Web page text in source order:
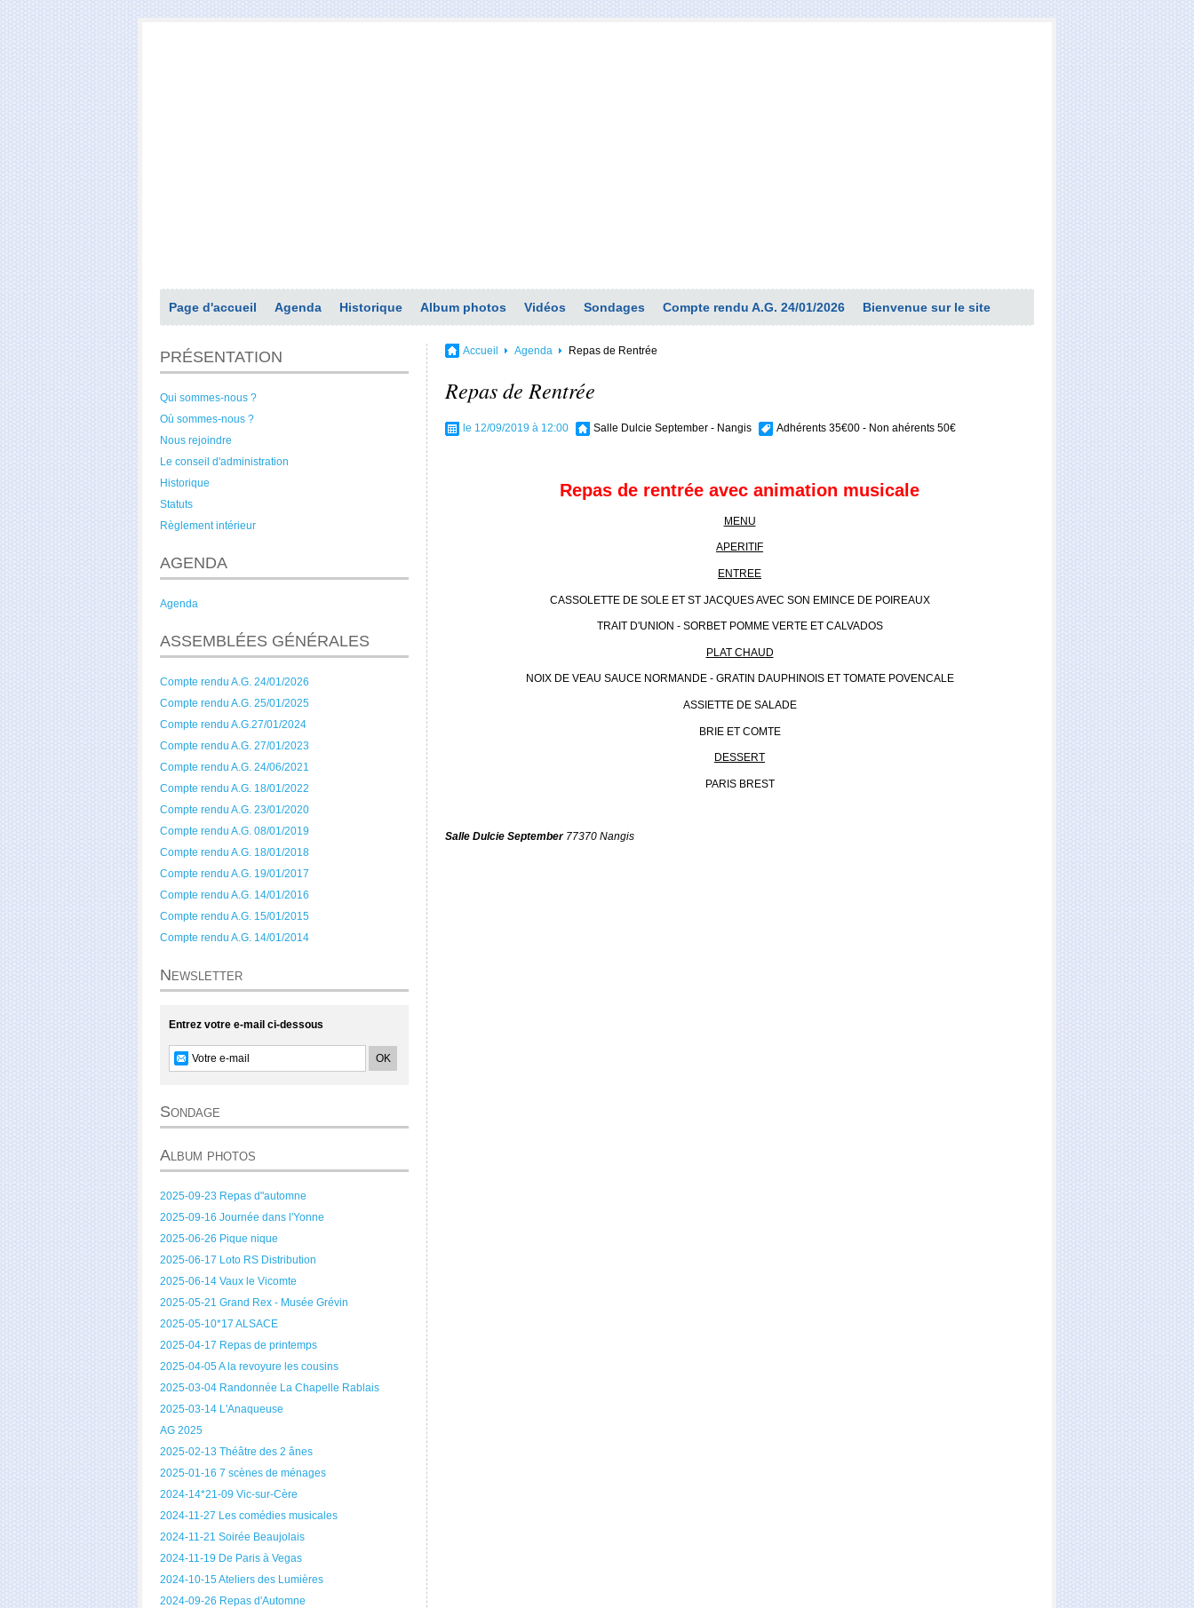
Page d'accueil Agenda Historique Album photos Vidéos Sondages Compte rendu A.G. 24/01/2026 Bienvenue sur le site
PRÉSENTATION
Qui sommes-nous ?
Où sommes-nous ?
Nous rejoindre
Le conseil d'administration
Historique
Statuts
Règlement intérieur
AGENDA
Agenda
ASSEMBLÉES GÉNÉRALES
Compte rendu A.G. 24/01/2026
Compte rendu A.G. 25/01/2025
Compte rendu A.G.27/01/2024
Compte rendu A.G. 27/01/2023
Compte rendu A.G. 24/06/2021
Compte rendu A.G. 18/01/2022
Compte rendu A.G. 23/01/2020
Compte rendu A.G. 08/01/2019
Compte rendu A.G. 18/01/2018
Compte rendu A.G. 19/01/2017
Compte rendu A.G. 14/01/2016
Compte rendu A.G. 15/01/2015
Compte rendu A.G. 14/01/2014
Newsletter
Entrez votre e-mail ci-dessous
Sondage
Album photos
2025-09-23 Repas d"automne
2025-09-16 Journée dans l'Yonne
2025-06-26 Pique nique
2025-06-17 Loto RS Distribution
2025-06-14 Vaux le Vicomte
2025-05-21 Grand Rex - Musée Grévin
2025-05-10*17 ALSACE
2025-04-17 Repas de printemps
2025-04-05 A la revoyure les cousins
2025-03-04 Randonnée La Chapelle Rablais
2025-03-14 L'Anaqueuse
AG 2025
2025-02-13 Théâtre des 2 ânes
2025-01-16 7 scènes de ménages
2024-14*21-09 Vic-sur-Cère
2024-11-27 Les comédies musicales
2024-11-21 Soirée Beaujolais
2024-11-19 De Paris à Vegas
2024-10-15 Ateliers des Lumières
2024-09-26 Repas d'Automne
Accueil Agenda Repas de Rentrée
Repas de Rentrée
le 12/09/2019 à 12:00 Salle Dulcie September - Nangis Adhérents 35€00 - Non ahérents 50€
Repas de rentrée avec animation musicale
MENU
APERITIF
ENTREE
CASSOLETTE DE SOLE ET ST JACQUES AVEC SON EMINCE DE POIREAUX
TRAIT D'UNION - SORBET POMME VERTE ET CALVADOS
PLAT CHAUD
NOIX DE VEAU SAUCE NORMANDE - GRATIN DAUPHINOIS ET TOMATE POVENCALE
ASSIETTE DE SALADE
BRIE ET COMTE
DESSERT
PARIS BREST
Salle Dulcie September77370 Nangis